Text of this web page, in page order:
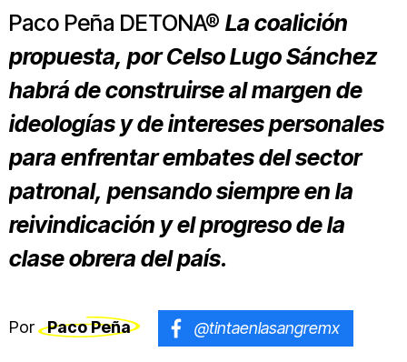
Paco Peña DETONA® La coalición
propuesta, por Celso Lugo Sánchez
habrá de construirse al margen de
ideologías y de intereses personales
para enfrentar embates del sector
patronal, pensando siempre en la
reivindicación y el progreso de la
clase obrera del país.
Por Paco Peña @tintaenlasangremx